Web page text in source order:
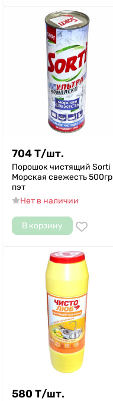
704Т/шт.
Порошок чистящий Sorti
Морская свежесть 500гр
пэт
Нет в наличии
В корзину
580 Т/шт.